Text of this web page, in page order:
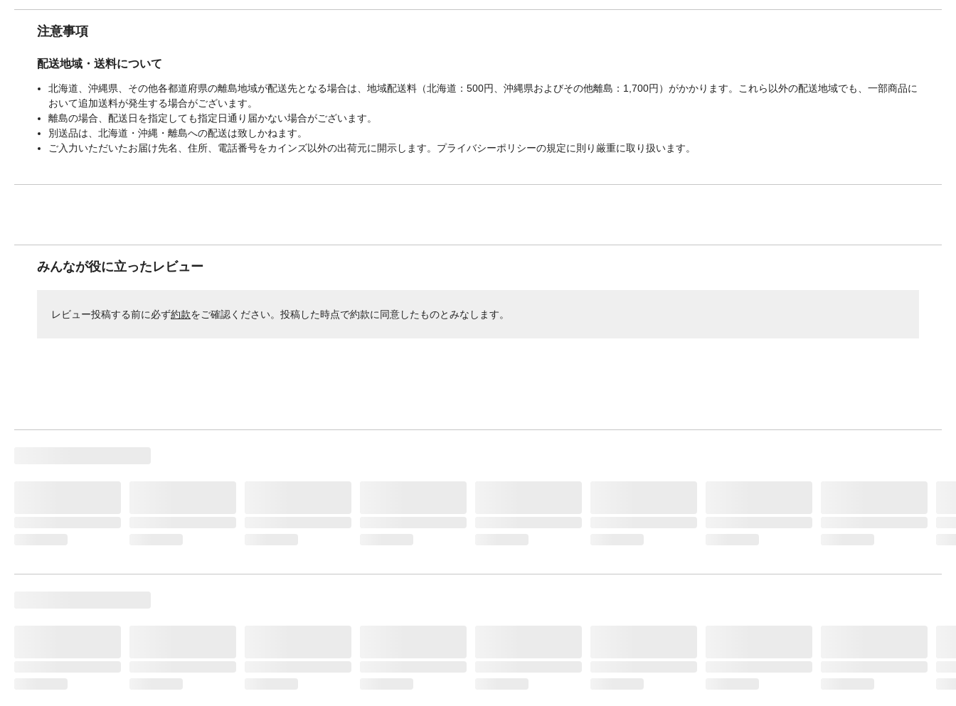
注意事項
配送地域・送料について
北海道、沖縄県、その他各都道府県の離島地域が配送先となる場合は、地域配送料（北海道：500円、沖縄県およびその他離島：1,700円）がかかります。これら以外の配送地域でも、一部商品に
おいて追加送料が発生する場合がございます。
離島の場合、配送日を指定しても指定日通り届かない場合がございます。
別送品は、北海道・沖縄・離島への配送は致しかねます。
ご入力いただいたお届け先名、住所、電話番号をカインズ以外の出荷元に開示します。プライバシーポリシーの規定に則り厳重に取り扱います。
みんなが役に立ったレビュー
レビュー投稿する前に必ず約款をご確認ください。投稿した時点で約款に同意したものとみなします。